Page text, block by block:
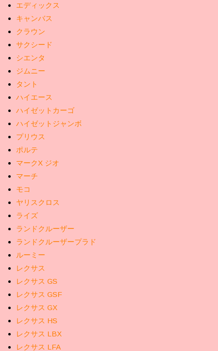
エディックス
キャンバス
クラウン
サクシード
シエンタ
ジムニー
タント
ハイエース
ハイゼットカーゴ
ハイゼットジャンボ
プリウス
ポルテ
マークX ジオ
マーチ
モコ
ヤリスクロス
ライズ
ランドクルーザー
ランドクルーザープラド
ルーミー
レクサス
レクサス GS
レクサス GSF
レクサス GX
レクサス HS
レクサス LBX
レクサス LFA